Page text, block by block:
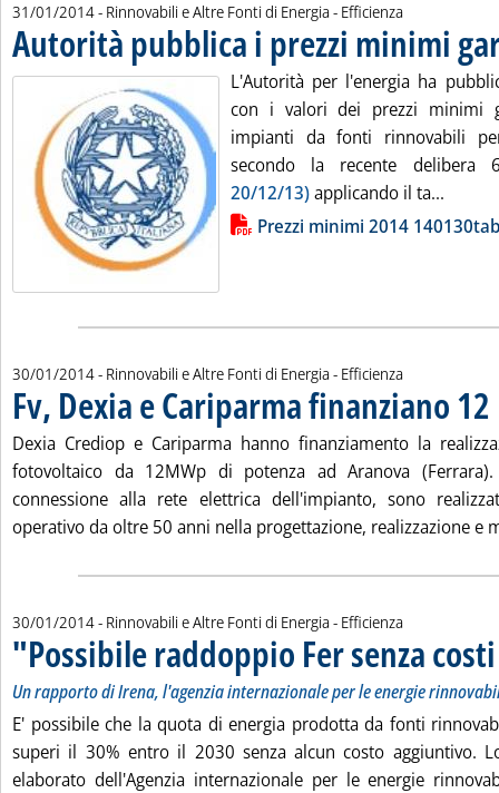
31/01/2014- Rinnovabili e Altre Fonti di Energia - Efficienza
Autorità pubblica i prezzi minimi
L'Autorità per l'energia ha
con i valori dei prezzi minimi
impianti da fonti rinnovabili
secondo la recente delibera
20/12/13)applicando il ta...
Lista allegati PDF alla notiziaPrezzi minimi 2014 140130tab
30/01/2014- Rinnovabili e Altre Fonti di Energia - Efficienza
Fv, Dexia e Cariparma finanziano 12
Dexia Crediop e Cariparma hanno finanziamento la
fotovoltaico da 12MWp di potenza ad Aranova
connessione alla rete elettrica dell'impianto, sono
operativo da oltre 50 anni nella progettazione, realizzazione e
30/01/2014- Rinnovabili e Altre Fonti di Energia - Efficienza
"Possibile raddoppio Fer senza
Un rapporto di Irena, l'agenzia internazionale per le energie
E' possibile che la quota di energia prodotta da fonti
superi il 30% entro il 2030 senza alcun costo aggiuntivo.
elaborato dell'Agenzia internazionale per le energie